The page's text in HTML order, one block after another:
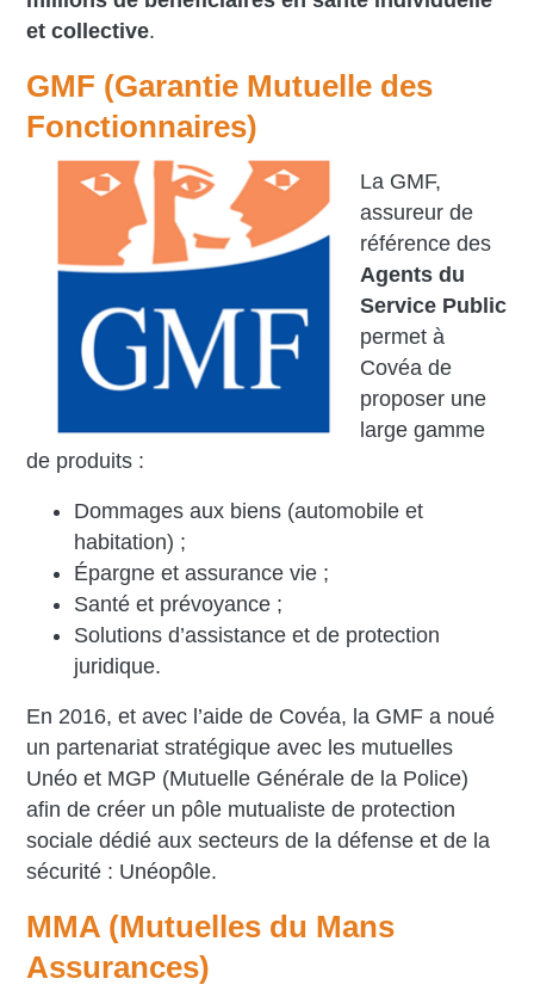
et collective.
GMF (Garantie Mutuelle des
Fonctionnaires)
La GMF,
assureur de
référence des
Agents du
Service Public
permet à
Covéa de
proposer une
large gamme
de produits :
Dommages aux biens (automobile et
habitation) ;
Épargne et assurance vie ;
Santé et prévoyance ;
Solutions d’assistance et de protection
juridique.
En 2016, et avec l’aide de Covéa, la GMF a noué
un partenariat stratégique avec les mutuelles
Unéo et MGP (Mutuelle Générale de la Police)
afin de créer un pôle mutualiste de protection
sociale dédié aux secteurs de la défense et de la
sécurité : Unéopôle.
MMA (Mutuelles du Mans
Assurances)